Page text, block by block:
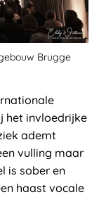
Brugge
het invloedrijke
ademt
vulling maar
is sober en
haast vocale